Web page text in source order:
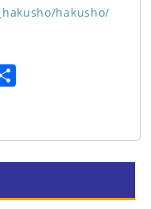
hakusho/